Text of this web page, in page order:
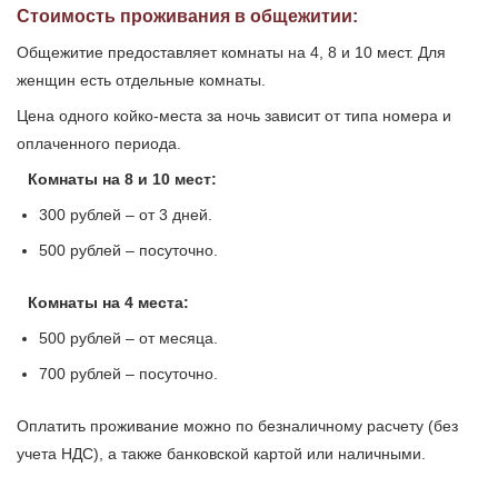
Стоимость проживания в общежитии:
Общежитие предоставляет комнаты на 4, 8 и 10 мест. Для
женщин есть отдельные комнаты.
Цена одного койко-места за ночь зависит от типа номера и
оплаченного периода.
Комнаты на 8 и 10 мест:
300 рублей – от 3 дней.
500 рублей – посуточно.
Комнаты на 4 места:
500 рублей – от месяца.
700 рублей – посуточно.
Оплатить проживание можно по безналичному расчету (без
учета НДС), а также банковской картой или наличными.